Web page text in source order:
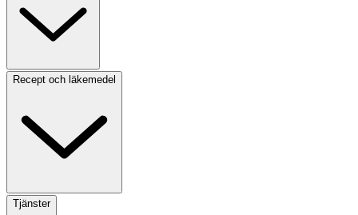
Recept och läkemedel
Tjänster